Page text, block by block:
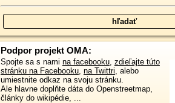
Podpor projekt OMA:
Spojte sa s nami na facebooku, zdieľajte túto
stránku na Facebooku, na Twittri, alebo
umiestnite odkaz na svoju stránku.
Ale hlavne doplňte dáta do Openstreetmap,
články do wikipédie, ...